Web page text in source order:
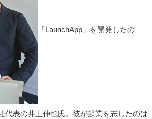
「LaunchApp」を開発したの
代表の井上伸也氏。彼が起業を志したのは